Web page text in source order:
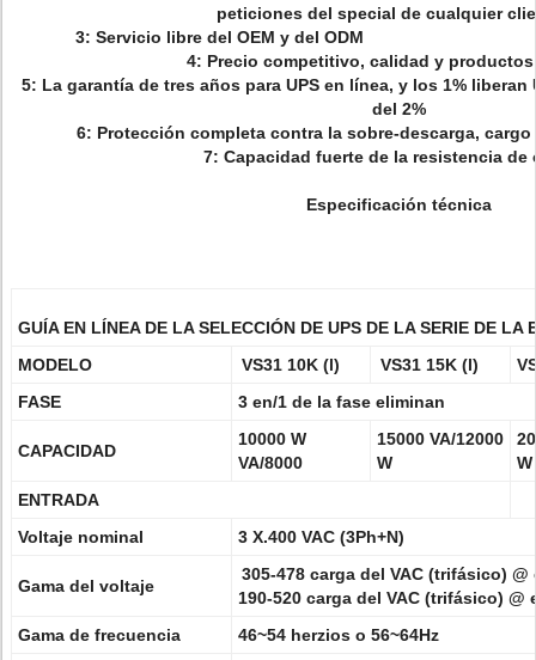
peticiones del special de cualquier
3: Servicio libre del OEM
4: Precio competitivo, calidad y
5: La garantía de tres años para UPS en línea, y los 1% liberan
del 2%
6: Protección completa contra la sobre-descarga,
7: Capacidad fuerte de la resistencia de
Especificación técnica
GUÍA EN LÍNEA DE LA SELECCIÓN DE UPS DE LA SERIE DE LA
MODELO
VS31 10K (l) VS31 15K (l)
FASE
3 en/1 de la fase eliminan
CAPACIDAD
10000 W
VA/8000
15000 VA/12000
W
W
ENTRADA
Voltaje nominal
3 X.400 VAC (3Ph+N)
Gama del voltaje
305-478 carga del VAC (trifásico) @
190-520 carga del VAC (trifásico) @
Gama de frecuencia
46~54 herzios o 56~64Hz